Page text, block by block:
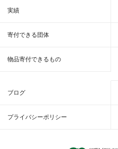
実績
寄付できる団体
物品寄付できるもの
ブログ
プライバシーポリシー